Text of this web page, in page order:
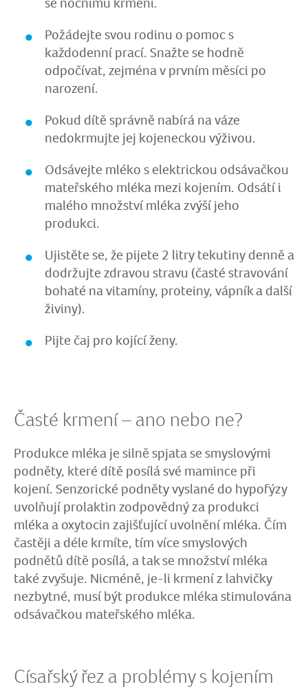
Požádejte svou rodinu o pomoc s
každodenní prací. Snažte se hodně
odpočívat, zejména v prvním měsíci po
narození.
Pokud dítě správně nabírá na váze
nedokrmujte jej kojeneckou výživou.
Odsávejte mléko s elektrickou odsávačkou
mateřského mléka mezi kojením. Odsátí i
malého množství mléka zvýší jeho
produkci.
Ujistěte se, že pijete 2 litry tekutiny denně a
dodržujte zdravou stravu (časté stravování
bohaté na vitamíny, proteiny, vápník a další
živiny).
Pijte čaj pro kojící ženy.
Časté krmení – ano nebo ne?
Produkce mléka je silně spjata se smyslovými
podněty, které dítě posílá své mamince při
kojení. Senzorické podněty vyslané do hypofýzy
uvolňují prolaktin zodpovědný za produkci
mléka a oxytocin zajišťující uvolnění mléka. Čím
častěji a déle krmíte, tím více smyslových
podnětů dítě posílá, a tak se množství mléka
také zvyšuje. Nicméně, je-li krmení z lahvičky
nezbytné, musí být produkce mléka stimulována
odsávačkou mateřského mléka.
Císařský řez a problémy s kojením